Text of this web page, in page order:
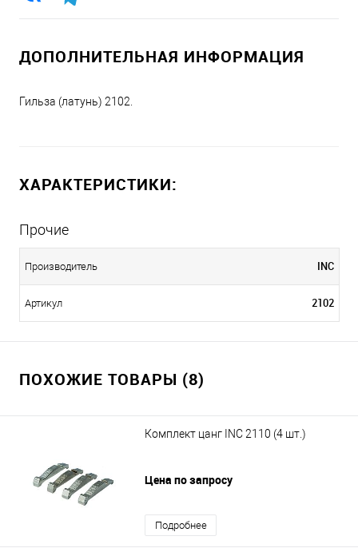
ДОПОЛНИТЕЛЬНАЯ ИНФОРМАЦИЯ
Гильза (латунь) 2102.
ХАРАКТЕРИСТИКИ:
Прочие
Производитель INC
Артикул 2102
ПОХОЖИЕ ТОВАРЫ (8)
Комплект цанг INC 2110 (4 шт.)
Цена по запросу
Подробнее